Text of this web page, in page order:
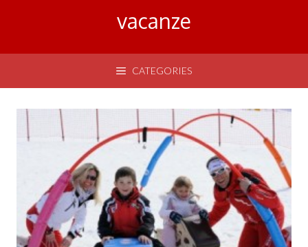
vacanze
CATEGORIES